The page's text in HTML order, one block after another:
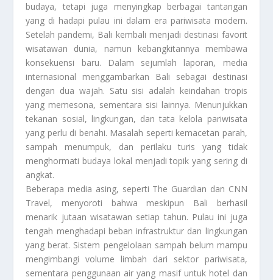
budaya, tetapi juga menyingkap berbagai tantangan
yang di hadapi pulau ini dalam era pariwisata modern.
Setelah pandemi, Bali kembali menjadi destinasi favorit
wisatawan dunia, namun kebangkitannya membawa
konsekuensi baru. Dalam sejumlah laporan, media
internasional menggambarkan Bali sebagai destinasi
dengan dua wajah. Satu sisi adalah keindahan tropis
yang memesona, sementara sisi lainnya. Menunjukkan
tekanan sosial, lingkungan, dan tata kelola pariwisata
yang perlu di benahi. Masalah seperti kemacetan parah,
sampah menumpuk, dan perilaku turis yang tidak
menghormati budaya lokal menjadi topik yang sering di
angkat.
Beberapa media asing, seperti The Guardian dan CNN
Travel, menyoroti bahwa meskipun Bali berhasil
menarik jutaan wisatawan setiap tahun. Pulau ini juga
tengah menghadapi beban infrastruktur dan lingkungan
yang berat. Sistem pengelolaan sampah belum mampu
mengimbangi volume limbah dari sektor pariwisata,
sementara penggunaan air yang masif untuk hotel dan